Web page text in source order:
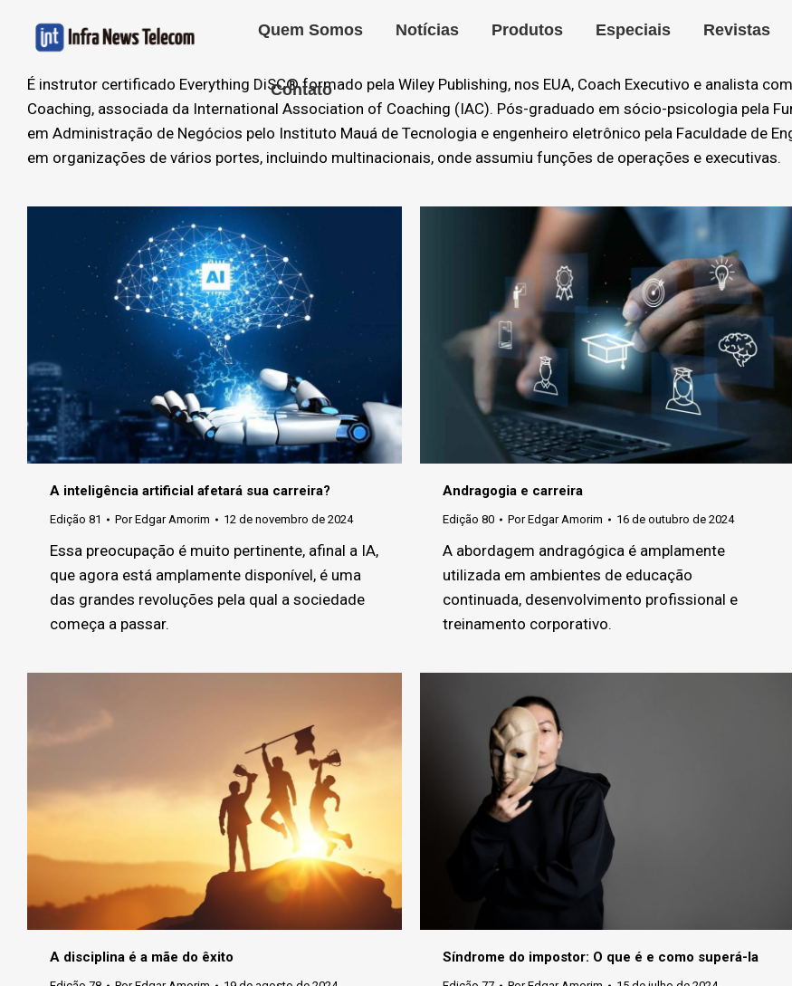
Quem Somos Notícias Produtos Especiais Revistas
Contato
É instrutor certificado Everything DiSC®️ formado pela Wiley Publishing, nos EUA, Coach Executivo e analista
Coaching, associada da International Association of Coaching (IAC). Pós-graduado em sócio-psicologia pela
em Administração de Negócios pelo Instituto Mauá de Tecnologia e engenheiro eletrônico pela Faculdade de
em organizações de vários portes, incluindo multinacionais, onde assumiu funções de operações e executivas.
A inteligência artificial afetará sua carreira?
Edição 81 PorEdgar Amorim 12 de novembro de 2024
Essa preocupação é muito pertinente, afinal a IA,
que agora está amplamente disponível, é uma
das grandes revoluções pela qual a sociedade
começa a passar.
Andragogia e carreira
Edição 80 PorEdgar Amorim 16 de outubro de 2024
A abordagem andragógica é amplamente
utilizada em ambientes de educação
continuada, desenvolvimento profissional e
treinamento corporativo.
A disciplina é a mãe do êxito Síndrome do impostor: O que é e como superá-la